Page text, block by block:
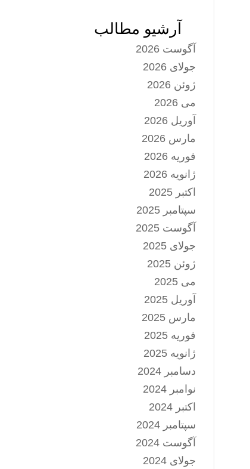
آرشیو مطالب
آگوست 2026
جولای 2026
ژوئن 2026
می 2026
آوریل 2026
مارس 2026
فوریه 2026
ژانویه 2026
اکتبر 2025
سپتامبر 2025
آگوست 2025
جولای 2025
ژوئن 2025
می 2025
آوریل 2025
مارس 2025
فوریه 2025
ژانویه 2025
دسامبر 2024
نوامبر 2024
اکتبر 2024
سپتامبر 2024
آگوست 2024
جولای 2024